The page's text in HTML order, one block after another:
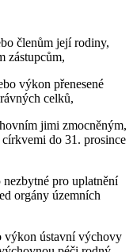
členům její rodiny,
zástupcům,
výkon přenesené
celků,
jimi zmocněným,
do 31. prosince
pro uplatnění
orgány územních
výkon ústavní výchovy